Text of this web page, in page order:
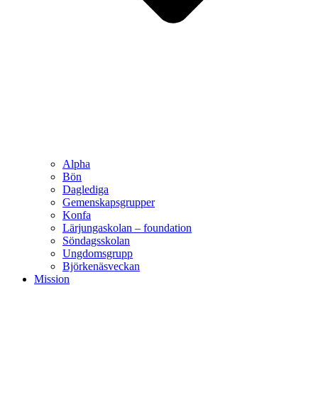
Alpha
Bön
Daglediga
Gemenskapsgrupper
Konfa
Lärjungaskolan – foundation
Söndagsskolan
Ungdomsgrupp
Björkenäsveckan
Mission